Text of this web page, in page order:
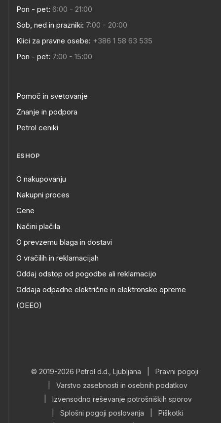
Pon - pet: 6:00 - 21:00
Sob, ned in prazniki: 7:00 - 20:00
Klici za pravne osebe: +386 1 58 63 535
Pon - pet: 7:00 - 15:00
Pomoč in svetovanje
Znanje in podpora
Petrol ceniki
ESHOP
O nakupovanju
Nakupni proces
Cene
Načini plačila
O prevzemu blaga in dostavi
O vračilih in reklamacijah
Oddaj odstop od pogodbe ali reklamacijo
Oddaja odpadne električne in elektronske opreme
(OEEO)
© 2019-2026 Petrol d.d., Ljubljana
Pravni pogoji
Varstvo zasebnosti in osebnih podatkov
Izvensodno reševanje potrošniških sporov
Splošni pogoji poslovanja
Piškotki